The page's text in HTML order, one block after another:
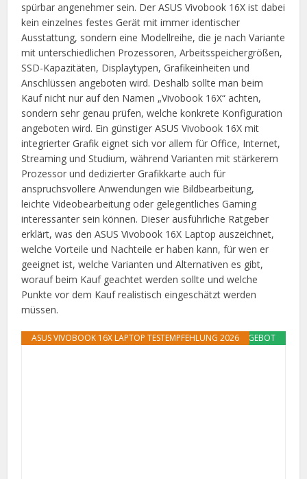
spürbar angenehmer sein. Der ASUS Vivobook 16X ist dabei
kein einzelnes festes Gerät mit immer identischer
Ausstattung, sondern eine Modellreihe, die je nach Variante
mit unterschiedlichen Prozessoren, Arbeitsspeichergrößen,
SSD-Kapazitäten, Displaytypen, Grafikeinheiten und
Anschlüssen angeboten wird. Deshalb sollte man beim
Kauf nicht nur auf den Namen „Vivobook 16X“ achten,
sondern sehr genau prüfen, welche konkrete Konfiguration
angeboten wird. Ein günstiger ASUS Vivobook 16X mit
integrierter Grafik eignet sich vor allem für Office, Internet,
Streaming und Studium, während Varianten mit stärkerem
Prozessor und dedizierter Grafikkarte auch für
anspruchsvollere Anwendungen wie Bildbearbeitung,
leichte Videobearbeitung oder gelegentliches Gaming
interessanter sein können. Dieser ausführliche Ratgeber
erklärt, was den ASUS Vivobook 16X Laptop auszeichnet,
welche Vorteile und Nachteile er haben kann, für wen er
geeignet ist, welche Varianten und Alternativen es gibt,
worauf beim Kauf geachtet werden sollte und welche
Punkte vor dem Kauf realistisch eingeschätzt werden
müssen.
ANGEBOT
ASUS VIVOBOOK 16X LAPTOP TESTEMPFEHLUNG 2026